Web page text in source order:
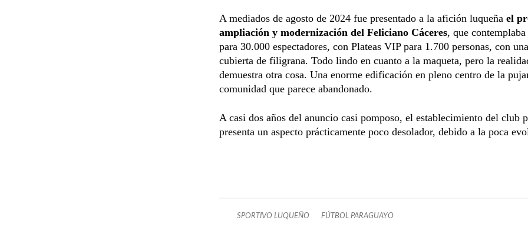
A mediados de agosto de 2024 fue presentado a la afición luqueña el
ampliación y modernización del Feliciano Cáceres, que
para 30.000 espectadores, con Plateas VIP para 1.700 personas, con
cubierta de filigrana. Todo lindo en cuanto a la maqueta, pero la
demuestra otra cosa. Una enorme edificación en pleno centro de la
comunidad que parece abandonado.
A casi dos años del anuncio casi pomposo, el establecimiento del club
presenta un aspecto prácticamente poco desolador, debido a la poca
SPORTIVO LUQUEÑO FÚTBOL PARAGUAYO